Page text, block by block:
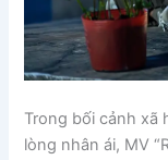
Trong bối cảnh xã
lòng nhân ái, MV